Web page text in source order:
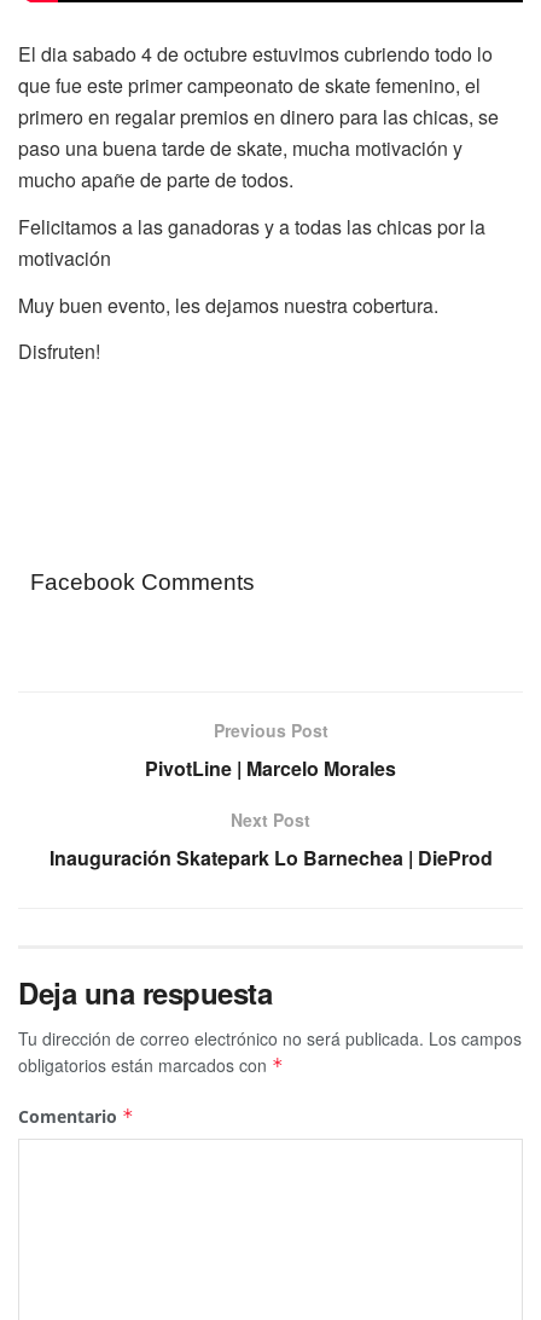
El dia sabado 4 de octubre estuvimos cubriendo todo lo
que fue este primer campeonato de skate femenino, el
primero en regalar premios en dinero para las chicas, se
paso una buena tarde de skate, mucha motivación y
mucho apañe de parte de todos.
Felicitamos a las ganadoras y a todas las chicas por la
motivación
Muy buen evento, les dejamos nuestra cobertura.
Disfruten!
Facebook Comments
Previous Post
PivotLine | Marcelo Morales
Next Post
Inauguración Skatepark Lo Barnechea | DieProd
Deja una respuesta
Tu dirección de correo electrónico no será publicada. Los campos
obligatorios están marcados con *
Comentario *